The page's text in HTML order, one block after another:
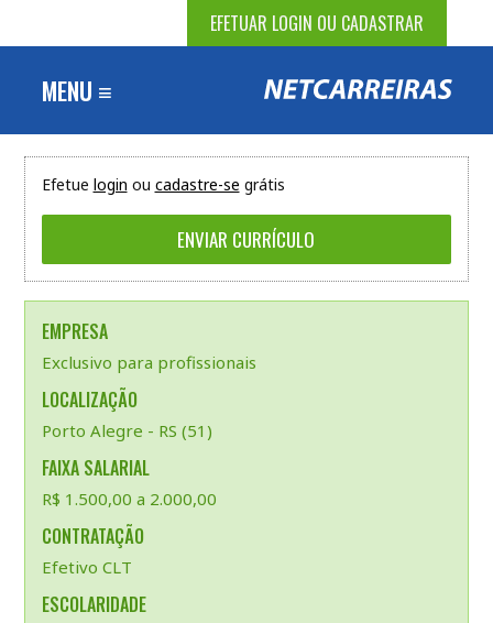
EFETUAR LOGIN OU CADASTRAR
MENU ≡
Efetue login ou cadastre-se grátis
EMPRESA
Exclusivo para profissionais
LOCALIZAÇÃO
Porto Alegre - RS (51)
FAIXA SALARIAL
R$ 1.500,00 a 2.000,00
CONTRATAÇÃO
Efetivo CLT
ESCOLARIDADE